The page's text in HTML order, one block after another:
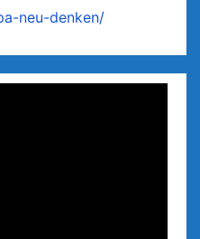
neu-denken/